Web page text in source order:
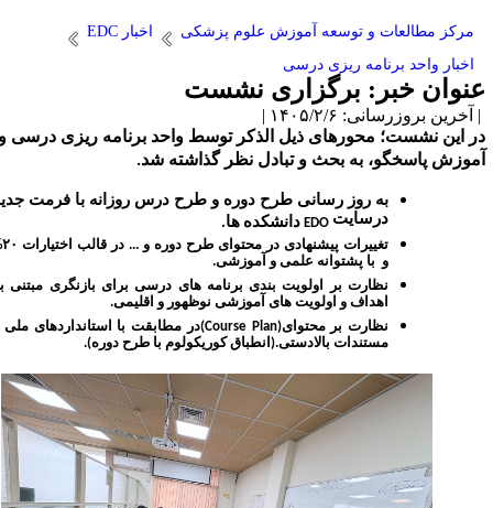
مرکز مطالعات و توسعه آموزش علوم پزشکی
اخبار EDC
اخبار واحد برنامه ریزی درسی
عنوان خبر: برگزاری نشست
| آخرین بروزرسانی: ۱۴۰۵/۲/۶ |
در این نشست؛ محورهای ذیل الذکر توسط واحد برنامه ریزی درسی و
آموزش پاسخگو، به بحث و تبادل نظر گذاشته شد.
به روز رسانی طرح دوره و طرح درس روزانه با فرمت
درسایت EDOدانشکده ها.
تغییرات پیشنهادی در محتوای
و با پشتوانه علمی و آموزشی.
نظارت بر اولویت بندی برنامه های درسی برای بازنگری مبتنی
اهداف و اولویت های آموزشی نوظهور و اقلیمی.
نظارت بر محتوای(Course Plan)در مطابقت با استانداردهای ملی
مستندات بالادستی.(انطباق کوریکولوم با طرح دوره).